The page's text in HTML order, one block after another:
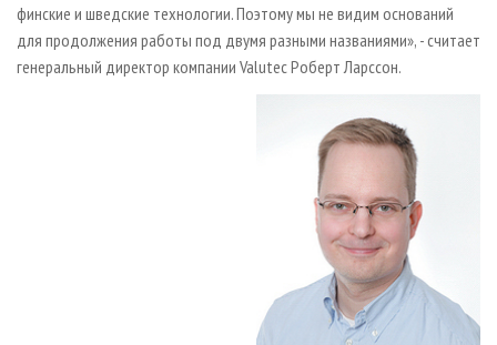
финские и шведские технологии. Поэтому мы не видим оснований
для продолжения работы под двумя разными названиями», - считает
генеральный директор компании Valutec Роберт Ларссон.